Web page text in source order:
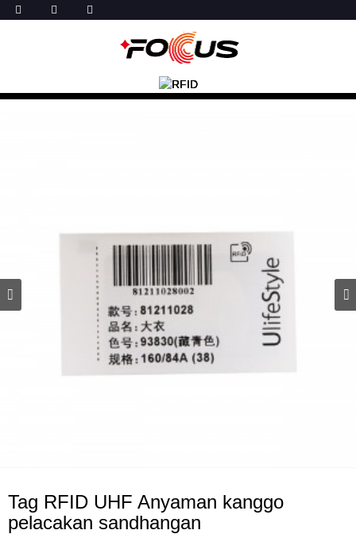
Tag RFID UHF Anyaman kanggo
pelacakan sandhangan